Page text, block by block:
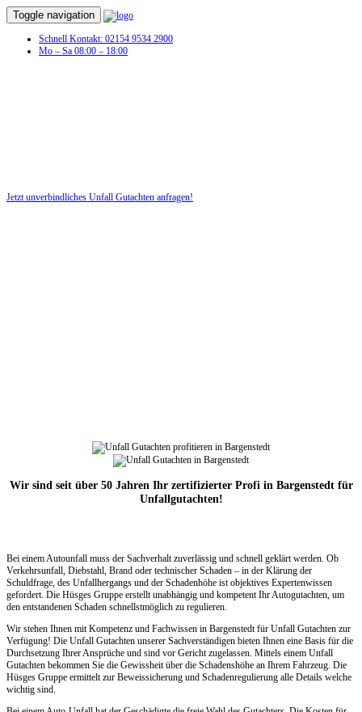
Toggle navigation
Schnell Kontakt: 02154 9534 2900
Mo – Sa 08:00 – 18:00
Jetzt unverbindliches Unfall Gutachten anfragen!
Wir sind seit über 50 Jahren Ihr zertifizierter Profi in Bargenstedt für
Unfallgutachten!
Bei einem Autounfall muss der Sachverhalt zuverlässig und schnell geklärt werden. Ob
Verkehrsunfall, Diebstahl, Brand oder technischer Schaden – in der Klärung der
Schuldfrage, des Unfallhergangs und der Schadenhöhe ist objektives Expertenwissen
gefordert. Die Hüsges Gruppe erstellt unabhängig und kompetent Ihr Autogutachten, um
den entstandenen Schaden schnellstmöglich zu regulieren.
Wir stehen Ihnen mit Kompetenz und Fachwissen in Bargenstedt für Unfall Gutachten zur
Verfügung! Die Unfall Gutachten unserer Sachverständigen bieten Ihnen eine Basis für die
Durchsetzung Ihrer Ansprüche und sind vor Gericht zugelassen. Mittels einem Unfall
Gutachten bekommen Sie die Gewissheit über die Schadenshöhe an Ihrem Fahrzeug. Die
Hüsges Gruppe ermittelt zur Beweissicherung und Schadenregulierung alle Details welche
wichtig sind.